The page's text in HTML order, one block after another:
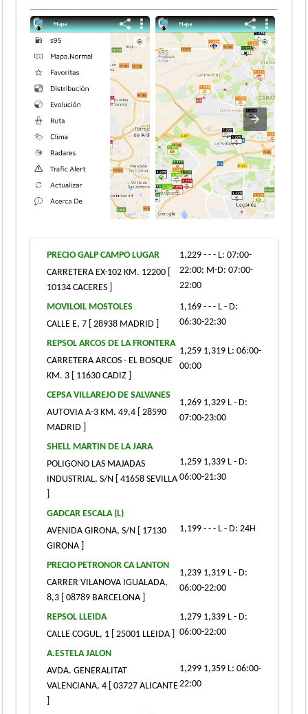
PRECIO GALP CAMPO LUGAR
CARRETERA EX-102 KM. 12200 [
10134 CACERES ]
1,229 - - - L: 07:00-
22:00; M-D: 07:00-
22:00
MOVILOIL MOSTOLES
CALLE E, 7 [ 28938 MADRID ]
1,169 - - - L - D:
06:30-22:30
REPSOL ARCOS DE LA FRONTERA
CARRETERA ARCOS - EL BOSQUE
KM. 3 [ 11630 CADIZ ]
1,259 1,319 L: 06:00-
00:00
CEPSA VILLAREJO DE SALVANES
AUTOVIA A-3 KM. 49,4 [ 28590
MADRID ]
1,269 1,329 L - D:
07:00-23:00
SHELL MARTIN DE LA JARA
POLIGONO LAS MAJADAS
INDUSTRIAL, S/N [ 41658 SEVILLA
1,259 1,339 L - D:
06:00-21:30
GADCAR ESCALA (L)
AVENIDA GIRONA, S/N [ 17130
GIRONA ]
1,199 - - - L - D: 24H
PRECIO PETRONOR CA LANTON
CARRER VILANOVA IGUALADA,
8,3 [ 08789 BARCELONA ]
1,239 1,319 L - D:
06:00-22:00
REPSOL LLEIDA
CALLE COGUL, 1 [ 25001 LLEIDA ]
1,279 1,339 L - D:
06:00-22:00
A.ESTELA JALON
AVDA. GENERALITAT
VALENCIANA, 4 [ 03727 ALICANTE
1,299 1,359 L: 06:00-
22:00